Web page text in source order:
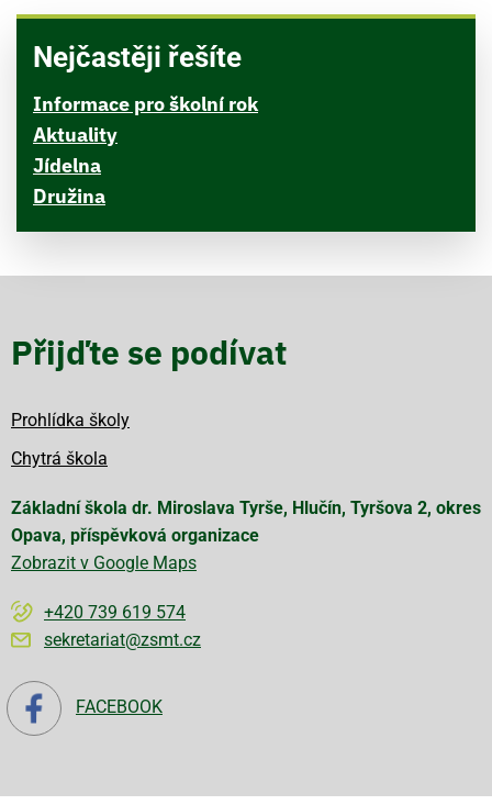
Nejčastěji řešíte
Informace pro školní rok
Aktuality
Jídelna
Družina
Přijďte se podívat
Prohlídka školy
Chytrá škola
Základní škola dr. Miroslava Tyrše, Hlučín, Tyršova 2, okres
Opava, příspěvková organizace
Zobrazit v Google Maps
+420 739 619 574
sekretariat@zsmt.cz
FACEBOOK